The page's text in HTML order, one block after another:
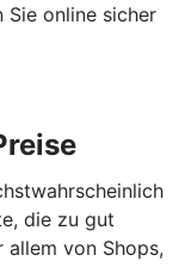
Sie online sicher
die zu gut
allem von Shops,